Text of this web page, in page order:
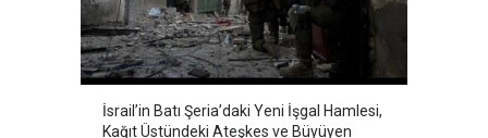
İsrail’in Batı Şeria’daki Yeni İşgal Hamlesi,
Kağıt Üstündeki Ateşkes ve Büyüyen